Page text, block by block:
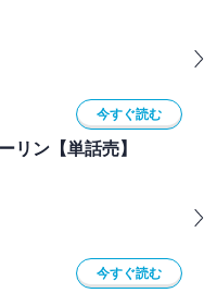
今すぐ読む
リン【単話売】
今すぐ読む